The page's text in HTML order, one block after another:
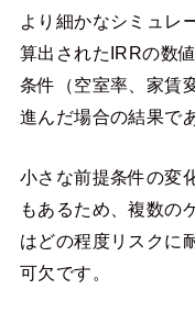
より細かなシミュレ
算出されたIRRの数
条件（空室率、家賃
進んだ場合の結果で
小さな前提条件の変
もあるため、複数の
はどの程度リスクに
可欠です。